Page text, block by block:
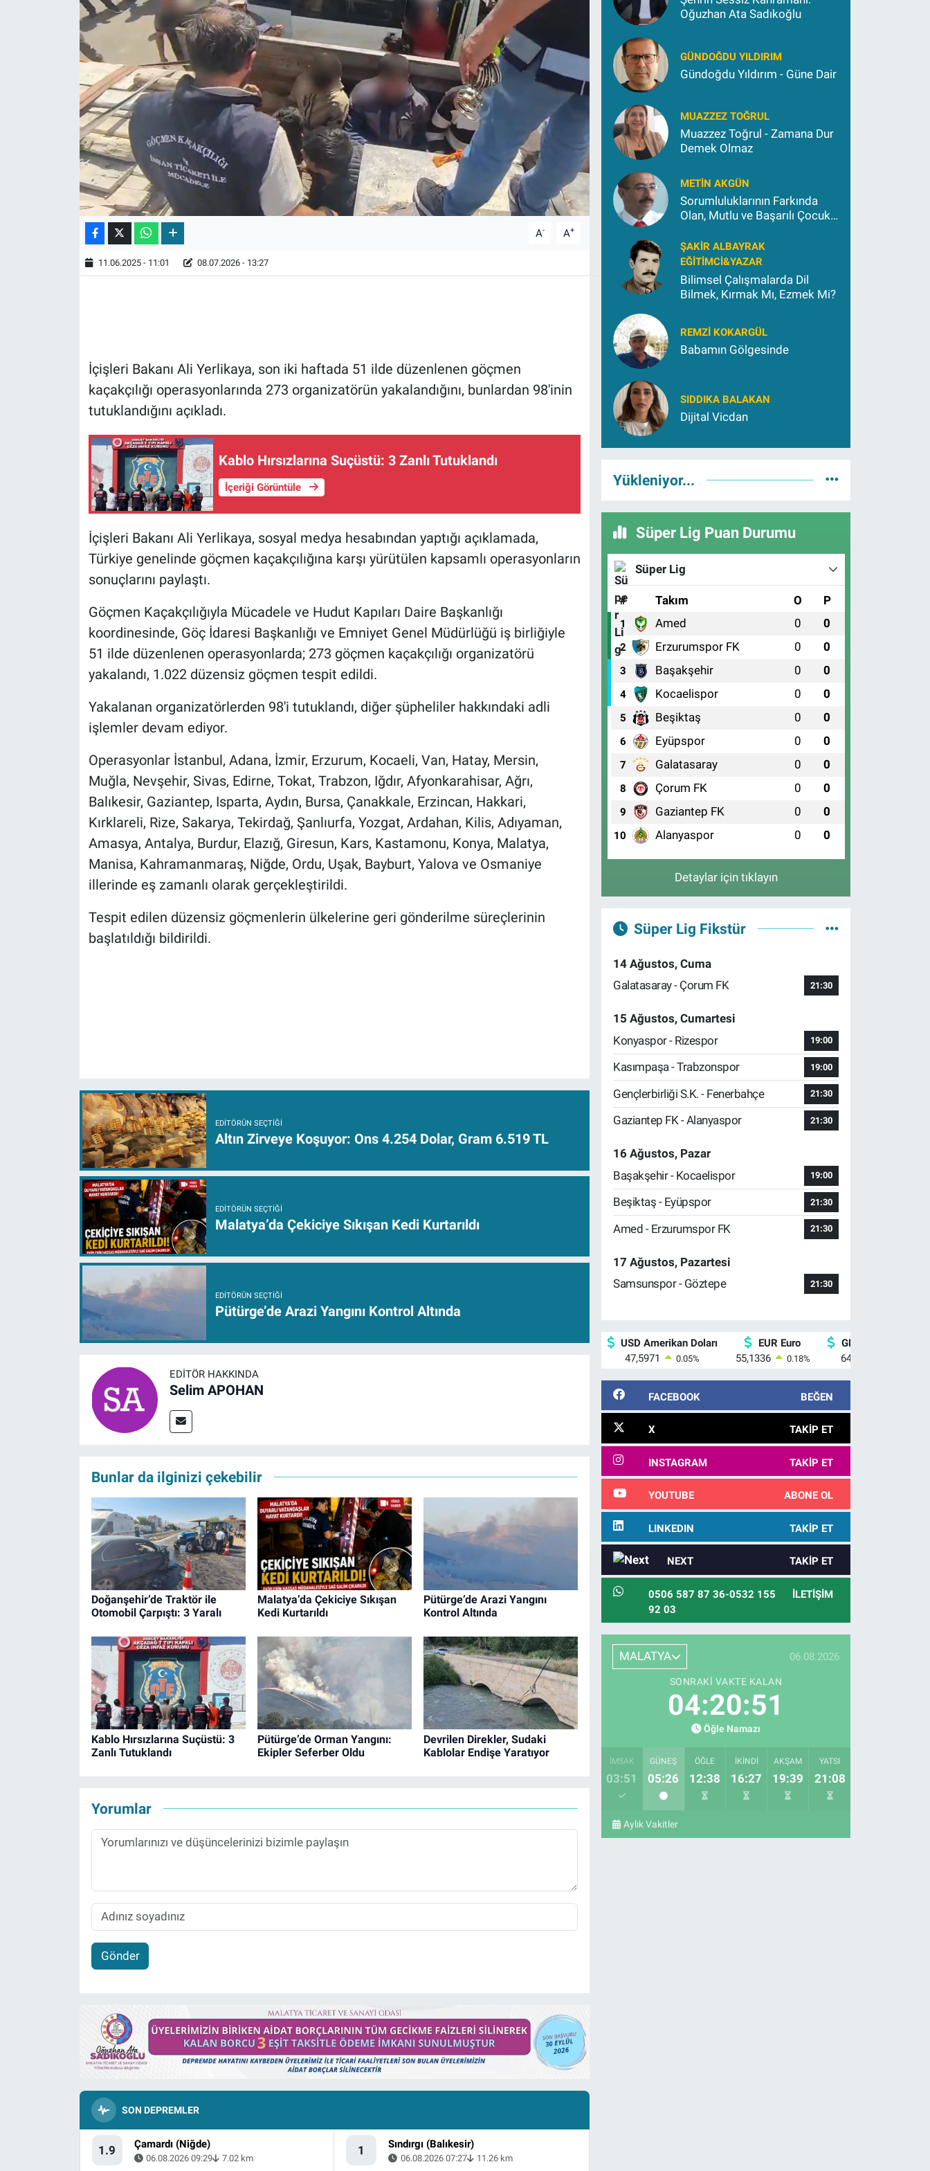
A- A+
11.06.2025 - 11:01 08.07.2026 - 13:27
İçişleri Bakanı Ali Yerlikaya, son iki haftada 51 ilde düzenlenen göçmen
kaçakçılığı operasyonlarında 273 organizatörün yakalandığını, bunlardan 98'inin
tutuklandığını açıkladı.
Kablo Hırsızlarına Suçüstü: 3 Zanlı Tutuklandı
İçeriği Görüntüle
İçişleri Bakanı Ali Yerlikaya, sosyal medya hesabından yaptığı açıklamada,
Türkiye genelinde göçmen kaçakçılığına karşı yürütülen kapsamlı operasyonların
sonuçlarını paylaştı.
Göçmen Kaçakçılığıyla Mücadele ve Hudut Kapıları Daire Başkanlığı
koordinesinde, Göç İdaresi Başkanlığı ve Emniyet Genel Müdürlüğü iş birliğiyle
51 ilde düzenlenen operasyonlarda; 273 göçmen kaçakçılığı organizatörü
yakalandı, 1.022 düzensiz göçmen tespit edildi.
Yakalanan organizatörlerden 98'i tutuklandı, diğer şüpheliler hakkındaki adli
işlemler devam ediyor.
Operasyonlar İstanbul, Adana, İzmir, Erzurum, Kocaeli, Van, Hatay, Mersin,
Muğla, Nevşehir, Sivas, Edirne, Tokat, Trabzon, Iğdır, Afyonkarahisar, Ağrı,
Balıkesir, Gaziantep, Isparta, Aydın, Bursa, Çanakkale, Erzincan, Hakkari,
Kırklareli, Rize, Sakarya, Tekirdağ, Şanlıurfa, Yozgat, Ardahan, Kilis, Adıyaman,
Amasya, Antalya, Burdur, Elazığ, Giresun, Kars, Kastamonu, Konya, Malatya,
Manisa, Kahramanmaraş, Niğde, Ordu, Uşak, Bayburt, Yalova ve Osmaniye
illerinde eş zamanlı olarak gerçekleştirildi.
Tespit edilen düzensiz göçmenlerin ülkelerine geri gönderilme süreçlerinin
başlatıldığı bildirildi.
EDITÖRÜN SEÇTIĞI
Altın Zirveye Koşuyor: Ons 4.254 Dolar, Gram 6.519 TL
EDITÖRÜN SEÇTIĞI
Malatya’da Çekiciye Sıkışan Kedi Kurtarıldı
EDITÖRÜN SEÇTIĞI
Pütürge’de Arazi Yangını Kontrol Altında
EDITÖR HAKKINDA
Selim APOHAN
Bunlar da ilginizi çekebilir
Doğanşehir’de Traktör ile
Otomobil Çarpıştı: 3 Yaralı
Malatya’da Çekiciye Sıkışan
Kedi Kurtarıldı
Pütürge’de Arazi Yangını
Kontrol Altında
Kablo Hırsızlarına Suçüstü: 3
Zanlı Tutuklandı
Pütürge’de Orman Yangını:
Ekipler Seferber Oldu
Devrilen Direkler, Sudaki
Kablolar Endişe Yaratıyor
Yorumlar
Gönder
SON DEPREMLER
1.9 Çamardı (Niğde)
06.08.2026 09:29 7.02 km
1 Sındırgı (Balıkesir)
06.08.2026 07:27 11.26 km
Oğuzhan Ata Sadıkoğlu
GÜNDOĞDU YILDIRIM
Gündoğdu Yıldırım - Güne Dair
MUAZZEZ TOĞRUL
Muazzez Toğrul - Zamana Dur
Demek Olmaz
METIN AKGÜN
Sorumluluklarının Farkında
Olan, Mutlu ve Başarılı Çocuk
ŞAKIR ALBAYRAK
EĞITIMCI&YAZAR
Bilimsel Çalışmalarda Dil
Bilmek, Kırmak Mı, Ezmek Mi?
REMZI KOKARGÜL
Babamın Gölgesinde
SIDDIKA BALAKAN
Dijital Vicdan
Yükleniyor...
Süper Lig Puan Durumu
Süper Lig
# Takım O P
1 Amed 0 0
2 Erzurumspor FK 0 0
3 Başakşehir 0 0
4 Kocaelispor 0 0
5 Beşiktaş 0 0
6 Eyüpspor 0 0
7 Galatasaray 0 0
8 Çorum FK 0 0
9 Gaziantep FK 0 0
10 Alanyaspor 0 0
Detaylar için tıklayın
Süper Lig Fikstür
14 Ağustos, Cuma
Galatasaray - Çorum FK
21:30
15 Ağustos, Cumartesi
Konyaspor - Rizespor
19:00
Kasımpaşa - Trabzonspor 19:00
Gençlerbirliği S.K. - Fenerbahçe 21:30
Gaziantep FK - Alanyaspor 21:30
16 Ağustos, Pazar
Başakşehir - Kocaelispor
19:00
Beşiktaş - Eyüpspor 21:30
Amed - Erzurumspor FK 21:30
17 Ağustos, Pazartesi
Samsunspor - Göztepe
21:30
USD Amerikan Doları
47,5971
0.05%
EUR Euro
55,1336
0.18%
GBP İngiliz Sterlini
64,2534
FACEBOOK BEĞEN
X TAKIP ET
INSTAGRAM TAKIP ET
YOUTUBE ABONE OL
LINKEDIN TAKIP ET
NEXT TAKIP ET
0506 587 87 36-0532 155
92 03
İLETIŞIM
MALATYA 06.08.2026
SONRAKI VAKTE KALAN
04:20:50
Öğle Namazı
İMSAK
03:51
GÜNEŞ
05:26
ÖĞLE
12:38
İKINDI
16:27
AKŞAM
19:39
YATSI
21:08
Aylık Vakitler